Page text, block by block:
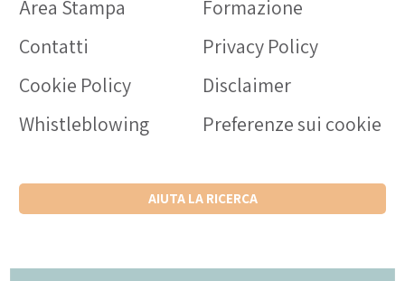
Area Stampa
Formazione
Contatti
Privacy Policy
Cookie Policy
Disclaimer
Whistleblowing
Preferenze sui cookie
AIUTA LA RICERCA